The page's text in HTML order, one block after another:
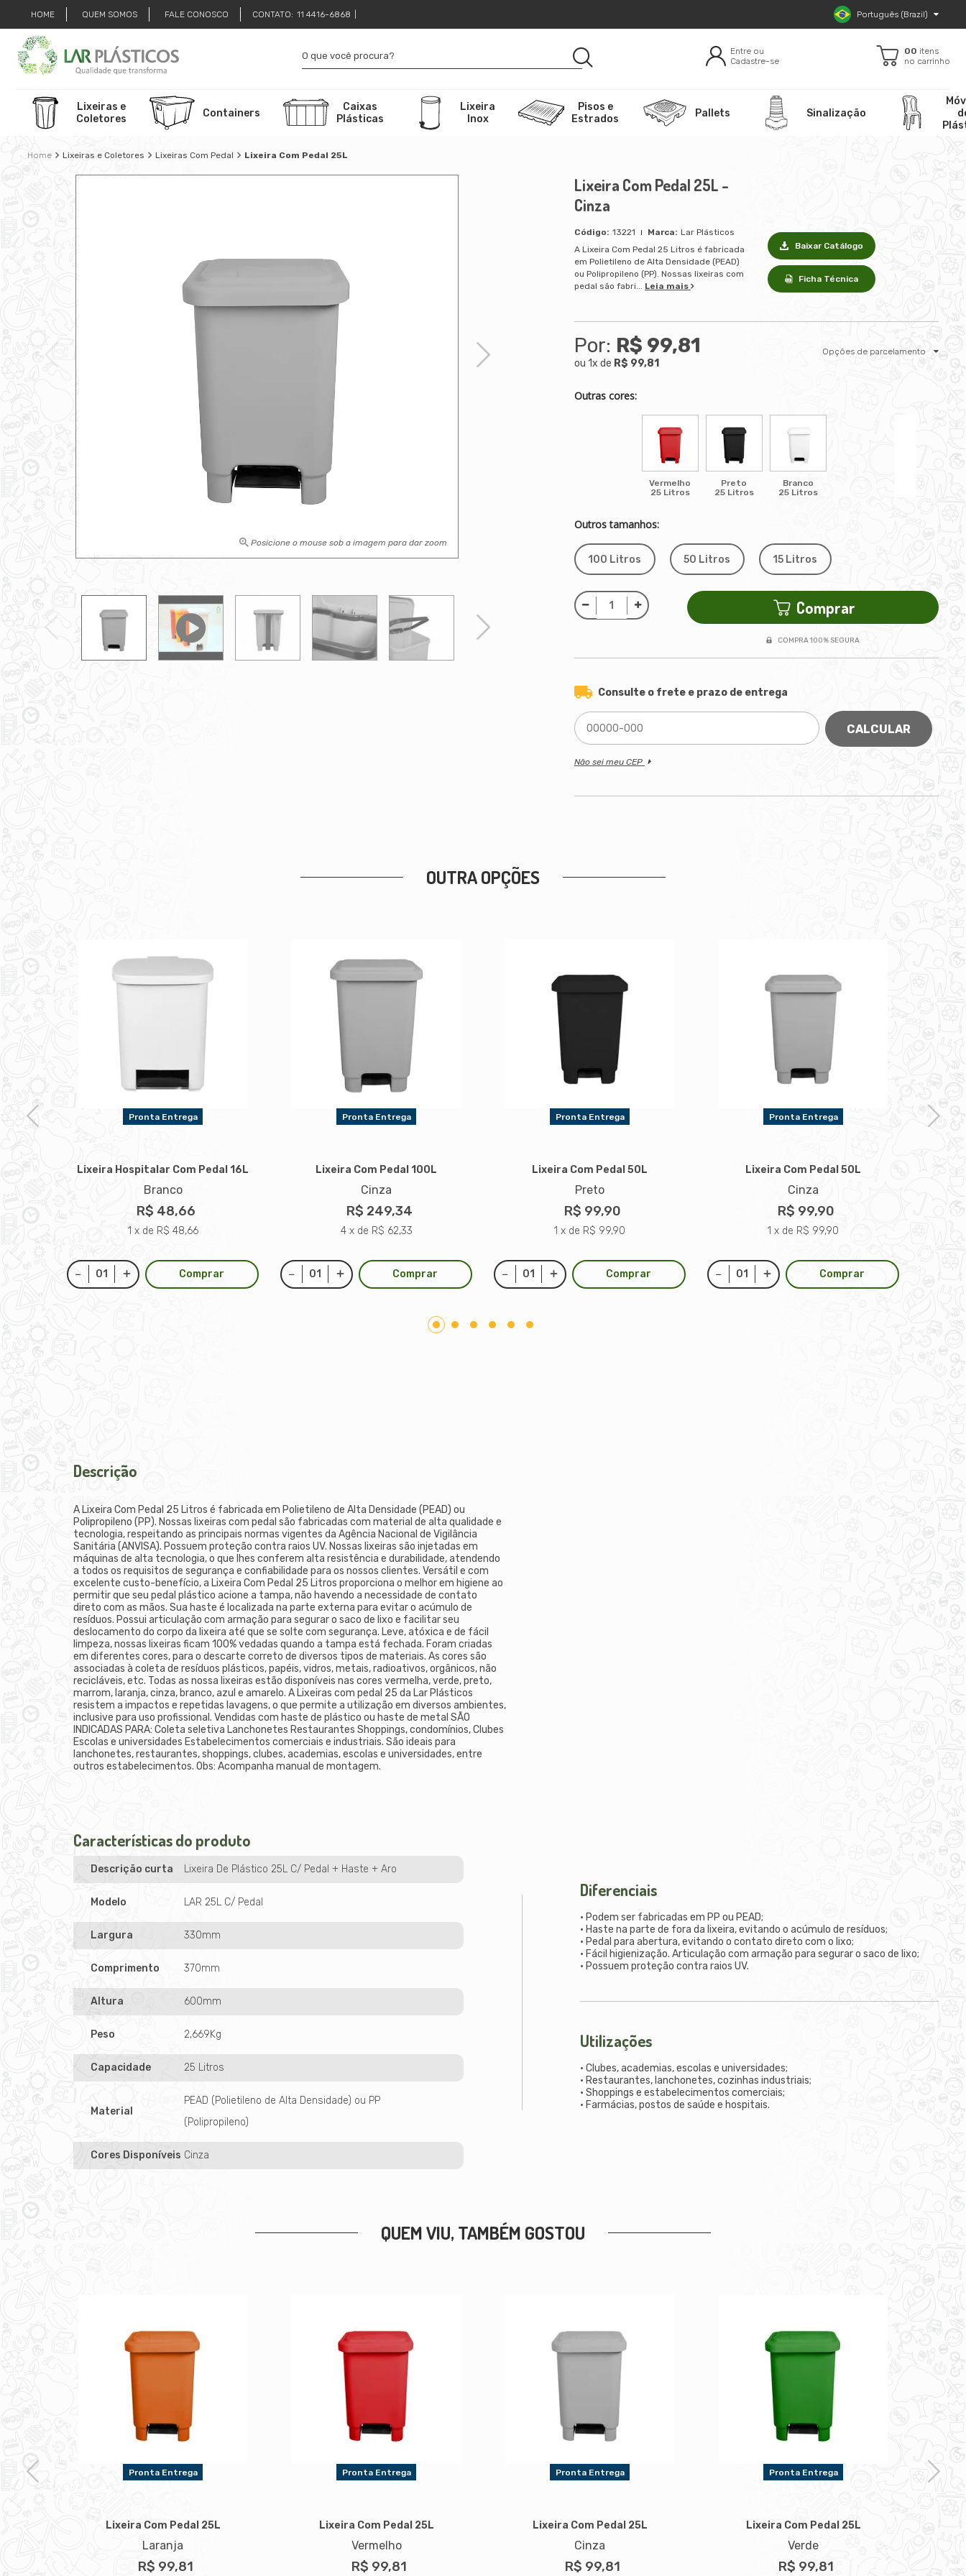
HOME QUEM SOMOS FALE CONOSCO CONTATO: 11 4416-6868 Português (Brazil)
Entre ou
Cadastre-se
00 itens
no carrinho
Lixeiras e
Coletores
Containers
Caixas
Plásticas
Lixeira
Inox
Pisos e
Estrados
Pallets Sinalização
Lixeiras e Coletores Lixeiras Com Pedal Lixeira Com Pedal 25L
Posicione o mouse sob a imagem para dar zoom
Lixeira Com Pedal 25L -
Cinza
13221
Lar Plásticos
A Lixeira Com Pedal 25 Litros é fabricada
em Polietileno de Alta Densidade (PEAD)
ou Polipropileno (PP). Nossas lixeiras com
pedal são fabri... Leia mais
Baixar Catálogo
Ficha Técnica
Por: R$ 99,81
ou 1x de R$ 99,81
Opções de parcelamento
Outras cores:
Vermelho
25 Litros
Preto
25 Litros
Branco
25 Litros
Outros tamanhos:
100 Litros 50 Litros 15 Litros
Comprar
COMPRA 100% SEGURA
Consulte o frete e prazo de entrega
CALCULAR
Não sei meu CEP
OUTRA OPÇÕES
Pronta Entrega
Lixeira Hospitalar Com Pedal 16L
Branco
R$ 48,66
1 x de R$ 48,66
Comprar
Pronta Entrega
Lixeira Com Pedal 100L
Cinza
R$ 249,34
4 x de R$ 62,33
Comprar
Pronta Entrega
Lixeira Com Pedal 50L
Preto
R$ 99,90
1 x de R$ 99,90
Comprar
Pronta Entrega
Lixeira Com Pedal 50L
Cinza
R$ 99,90
1 x de R$ 99,90
Comprar
Descrição
A Lixeira Com Pedal 25 Litros é fabricada em Polietileno de Alta Densidade (PEAD) ou
Polipropileno (PP). Nossas lixeiras com pedal são fabricadas com material de alta qualidade e
tecnologia, respeitando as principais normas vigentes da Agência Nacional de Vigilância
Sanitária (ANVISA). Possuem proteção contra raios UV. Nossas lixeiras são injetadas em
máquinas de alta tecnologia, o que lhes conferem alta resistência e durabilidade, atendendo
a todos os requisitos de segurança e confiabilidade para os nossos clientes. Versátil e com
excelente custo-benefício, a Lixeira Com Pedal 25 Litros proporciona o melhor em higiene ao
permitir que seu pedal plástico acione a tampa, não havendo a necessidade de contato
direto com as mãos. Sua haste é localizada na parte externa para evitar o acúmulo de
resíduos. Possui articulação com armação para segurar o saco de lixo e facilitar seu
deslocamento do corpo da lixeira até que se solte com segurança. Leve, atóxica e de fácil
limpeza, nossas lixeiras ficam 100% vedadas quando a tampa está fechada. Foram criadas
em diferentes cores, para o descarte correto de diversos tipos de materiais. As cores são
associadas à coleta de resíduos plásticos, papéis, vidros, metais, radioativos, orgânicos, não
recicláveis, etc. Todas as nossa lixeiras estão disponíveis nas cores vermelha, verde, preto,
marrom, laranja, cinza, branco, azul e amarelo. A Lixeiras com pedal 25 da Lar Plásticos
resistem a impactos e repetidas lavagens, o que permite a utilização em diversos ambientes,
inclusive para uso profissional. Vendidas com haste de plástico ou haste de metal SÃO
INDICADAS PARA: Coleta seletiva Lanchonetes Restaurantes Shoppings, condomínios, Clubes
Escolas e universidades Estabelecimentos comerciais e industriais. São ideais para
lanchonetes, restaurantes, shoppings, clubes, academias, escolas e universidades, entre
outros estabelecimentos. Obs: Acompanha manual de montagem.
Características do produto
Descrição curta Lixeira De Plástico 25L C/ Pedal + Haste + Aro
Modelo LAR 25L C/ Pedal
Largura 330mm
Comprimento 370mm
Altura 600mm
Peso 2,669Kg
Capacidade 25 Litros
Material
PEAD (Polietileno de Alta Densidade) ou PP
(Polipropileno)
Cores Disponíveis Cinza
Diferenciais
• Podem ser fabricadas em PP ou PEAD;
• Haste na parte de fora da lixeira, evitando o acúmulo de resíduos;
• Pedal para abertura, evitando o contato direto com o lixo;
• Fácil higienização. Articulação com armação para segurar o saco de lixo;
• Possuem proteção contra raios UV.
Utilizações
• Clubes, academias, escolas e universidades;
• Restaurantes, lanchonetes, cozinhas industriais;
• Shoppings e estabelecimentos comerciais;
• Farmácias, postos de saúde e hospitais.
QUEM VIU, TAMBÉM GOSTOU
Pronta Entrega
Lixeira Com Pedal 25L
Laranja
R$ 99,81
Pronta Entrega
Lixeira Com Pedal 25L
Vermelho
R$ 99,81
Pronta Entrega
Lixeira Com Pedal 25L
Cinza
R$ 99,81
Pronta Entrega
Lixeira Com Pedal 25L
Verde
R$ 99,81